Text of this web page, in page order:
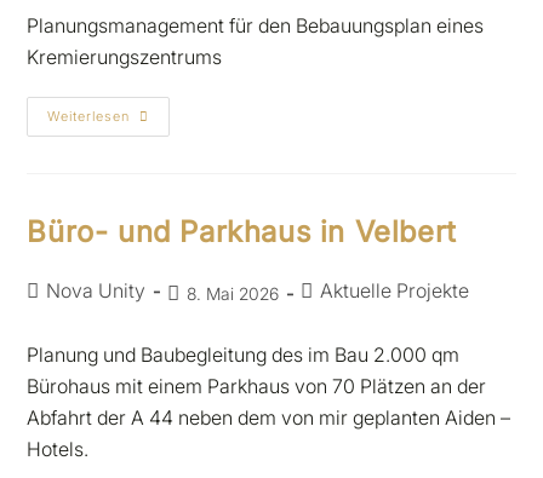
Planungsmanagement für den Bebauungsplan eines
Kremierungszentrums
Weiterlesen
Büro- und Parkhaus in Velbert
Nova Unity 8. Mai 2026 Aktuelle Projekte
Planung und Baubegleitung des im Bau 2.000 qm
Bürohaus mit einem Parkhaus von 70 Plätzen an der
Abfahrt der A 44 neben dem von mir geplanten Aiden –
Hotels.